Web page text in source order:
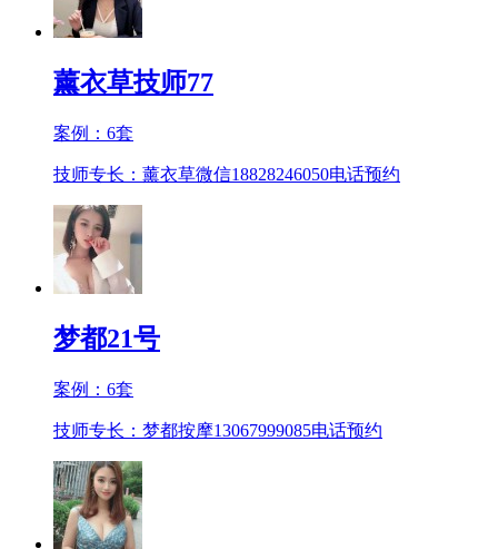
薰衣草技师77
案例： 6套
技师专长：薰衣草微信18828246050电话预约
梦都21号
案例： 6套
技师专长：梦都按摩13067999085电话预约